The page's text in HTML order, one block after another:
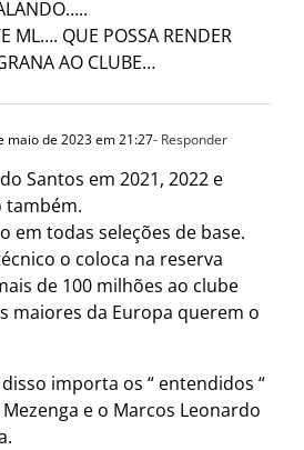
ML…. QUE POSSA RENDER
AO CLUBE…
maio de 2023 em 21:27- Responder
Santos em 2021, 2022 e
também.
em todas seleções de base.
o coloca na reserva
de 100 milhões ao clube
maiores da Europa querem o
importa os “ entendidos “
e o Marcos Leonardo